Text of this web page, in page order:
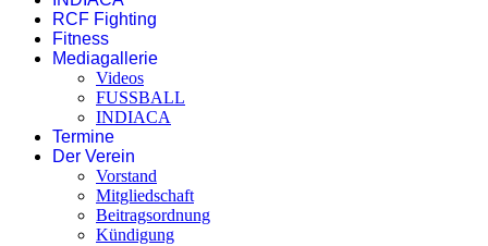
RCF Fighting
Fitness
Mediagallerie
Videos
FUSSBALL
INDIACA
Termine
Der Verein
Vorstand
Mitgliedschaft
Beitragsordnung
Kündigung